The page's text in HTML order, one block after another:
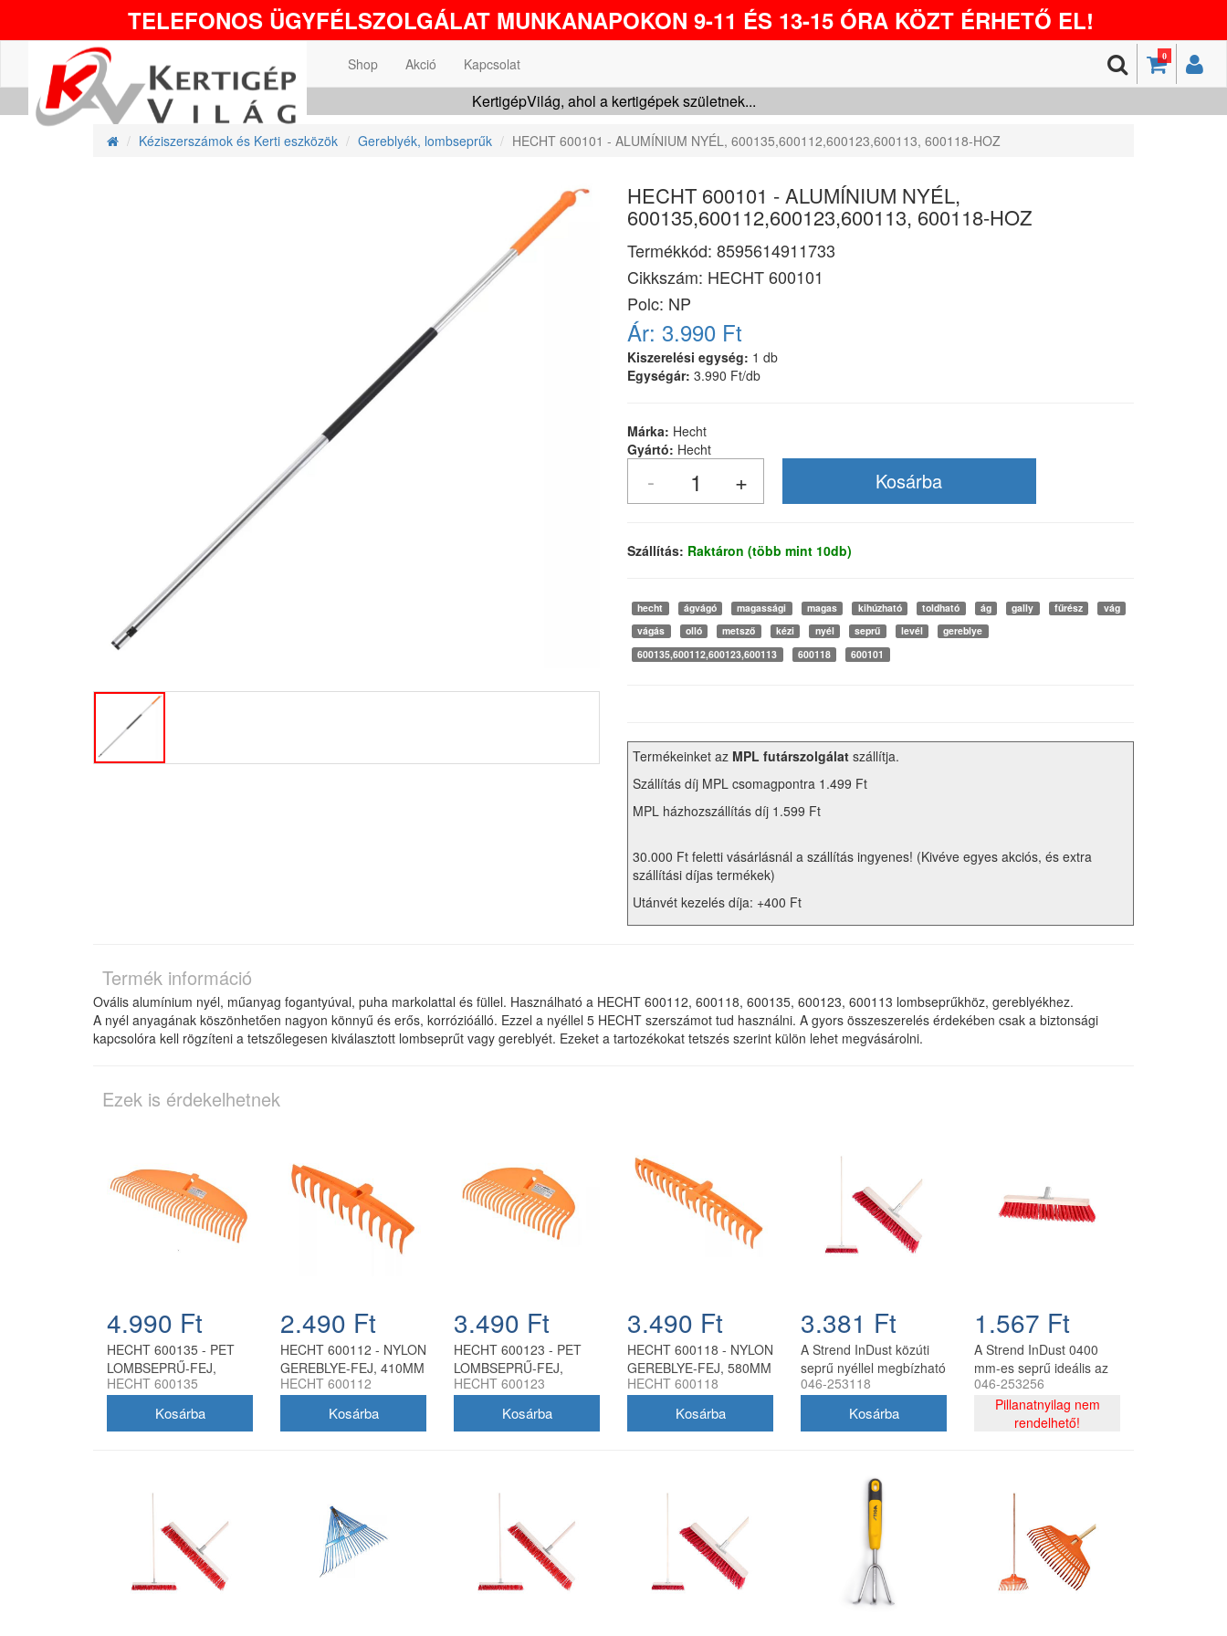
TELEFONOS ÜGYFÉLSZOLGÁLAT MUNKANAPOKON 9-11 ÉS 13-15 ÓRA KÖZT ÉRHETŐ EL!
0
Shop Akció Kapcsolat
KertigépVilág, ahol a kertigépek születnek...
Kéziszerszámok és Kerti eszközök Gereblyék, lombseprűk HECHT 600101 - ALUMÍNIUM NYÉL, 600135,600112,600123,600113, 600118-HOZ
HECHT 600101 - ALUMÍNIUM NYÉL,
600135,600112,600123,600113, 600118-HOZ
Termékkód: 8595614911733
Cikkszám: HECHT 600101
Polc: NP
Ár: 3.990 Ft
Kiszerelési egység: 1 db
Egységár: 3.990 Ft/db
Márka: Hecht
Gyártó: Hecht
Szállítás: Raktáron (több mint 10db)
hecht ágvágó magassági magas kihúzható toldható ág gally fűrész
vág
vágás
olló metsző kézi nyél seprű levél
gereblye
600135,600112,600123,600113
600118 600101
Termékeinket az MPL futárszolgálat szállítja.
Szállítás díj MPL csomagpontra 1.499 Ft
MPL házhozszállítás díj 1.599 Ft
30.000 Ft feletti vásárlásnál a szállítás ingyenes! (Kivéve egyes akciós, és extra
szállítási díjas termékek)
Utánvét kezelés díja: +400 Ft
Termék információ
Ovális alumínium nyél, műanyag fogantyúval, puha markolattal és füllel. Használható a HECHT 600112, 600118, 600135, 600123, 600113 lombseprűkhöz, gereblyékhez.
A nyél anyagának köszönhetően nagyon könnyű és erős, korrózióálló. Ezzel a nyéllel 5 HECHT szerszámot tud használni. A gyors összeszerelés érdekében csak a biztonsági
kapcsolóra kell rögzíteni a tetszőlegesen kiválasztott lombseprűt vagy gereblyét. Ezeket a tartozékokat tetszés szerint külön lehet megvásárolni.
Ezek is érdekelhetnek
4.990 Ft
HECHT 600135 - PET
LOMBSEPRŰ-FEJ,
760X310MM
HECHT 600135
2.490 Ft
HECHT 600112 - NYLON
GEREBLYE-FEJ, 410MM
HECHT 600112
3.490 Ft
HECHT 600123 - PET
LOMBSEPRŰ-FEJ,
480X260MM
HECHT 600123
3.490 Ft
HECHT 600118 - NYLON
GEREBLYE-FEJ, 580MM
HECHT 600118
3.381 Ft
A Strend InDust közúti
seprű nyéllel megbízható
segítő a külső felületek
400 mm hosszúságával
szennyeződés
felszedésére a felület
károsítása nélkül.
046-253118
1.567 Ft
A Strend InDust 0400
mm-es seprű ideális az
utak és járdák hatékony
tisztításához. A 400 mm
széles és tartós sörtékkel
tisztaságot és a
biztonságot.
046-253256
Pillanatnyilag nem
rendelhető!